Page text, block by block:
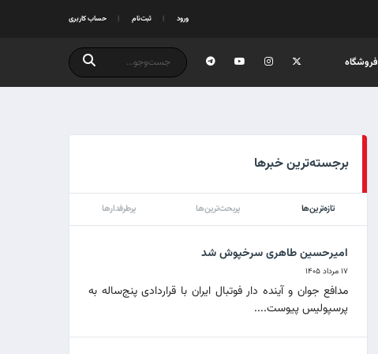
ورود ثبت‌نام حساب کاربری
فروشگاه
برجسته‌ترین خبرها
تازه‌ترین‌ها پربحث‌ترین‌ها پرطرفدارها
امیرحسین طاهری سرخپوش شد
۱۷ مرداد ۱۴۰۵
مدافع جوان و آینده دار فوتبال ایران با قراردادی پنج‌ساله به
پرسپولیس پیوست....